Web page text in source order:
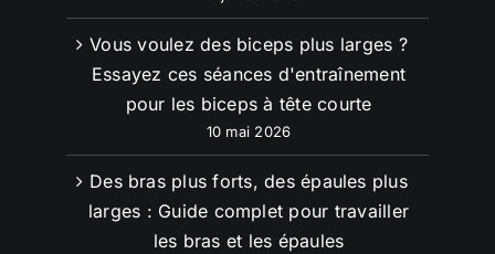
Vous voulez des biceps plus larges ?
Essayez ces séances d'entraînement
pour les biceps à tête courte
10 mai 2026
Des bras plus forts, des épaules plus
larges : Guide complet pour travailler
les bras et les épaules